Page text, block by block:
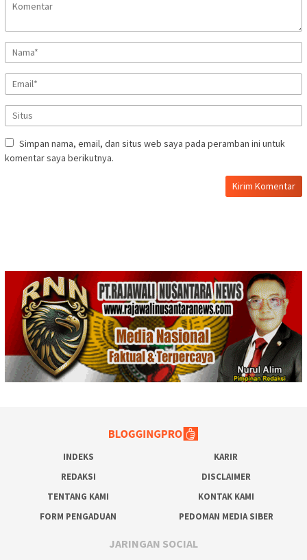
Simpan nama, email, dan situs web saya pada peramban ini untuk
komentar saya berikutnya.
INDEKS
KARIR
REDAKSI
DISCLAIMER
TENTANG KAMI
KONTAK KAMI
FORM PENGADUAN
PEDOMAN MEDIA SIBER
JARINGAN SOCIAL